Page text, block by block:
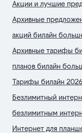
Акции и лучшие
Архивные
акций билайн
Архивные тарифы
планов билайн
Тарифы билайн
Безлимитный
безлимитным
Интернет для